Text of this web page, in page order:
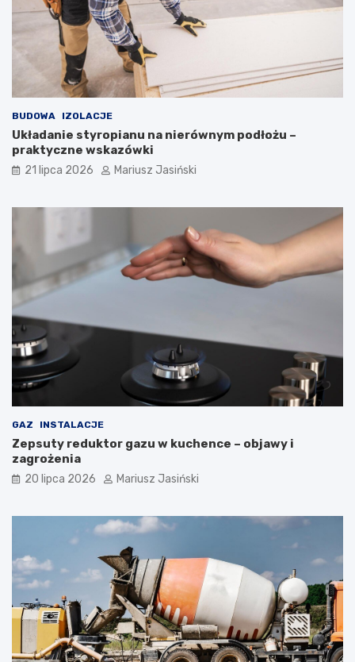
BUDOWA IZOLACJE
Układanie styropianu na nierównym podłożu –
praktyczne wskazówki
21 lipca 2026 Mariusz Jasiński
GAZ INSTALACJE
Zepsuty reduktor gazu w kuchence – objawy i
zagrożenia
20 lipca 2026 Mariusz Jasiński